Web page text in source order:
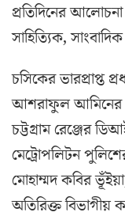
প্রতিদিনের
সাহিত্যিক,
চসিকের ভারপ্রাপ্ত
আশরাফুল আমিনের
চট্টগ্রাম রেঞ্জের
মেট্রোপলিটন
মোহাম্মদ কবির
অতিরিক্ত বিভাগীয়